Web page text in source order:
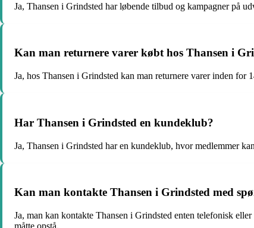
Ja, Thansen i Grindsted har løbende tilbud og kampagner på
Kan man returnere varer købt hos Thansen i
Ja, hos Thansen i Grindsted kan man returnere varer inden
Har Thansen i Grindsted en kundeklub?
Ja, Thansen i Grindsted har en kundeklub, hvor medlemmer
Kan man kontakte Thansen i Grindsted med
Ja, man kan kontakte Thansen i Grindsted enten telefonisk
måtte opstå.